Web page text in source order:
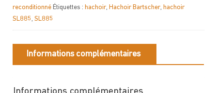
reconditionné Étiquettes : hachoir, Hachoir Bartscher, hachoir
SL885,SL885
Informations complémentaires